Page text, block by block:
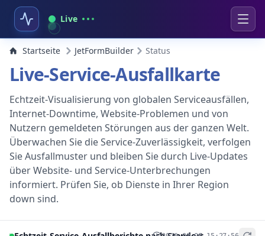
Live
Startseite JetFormBuilder Status
Live-Service-Ausfallkarte
Echtzeit-Visualisierung von globalen Serviceausfällen,
Internet-Downtime, Website-Problemen und von
Nutzern gemeldeten Störungen aus der ganzen Welt.
Überwachen Sie die Service-Zuverlässigkeit, verfolgen
Sie Ausfallmuster und bleiben Sie durch Live-Updates
über Website- und Service-Unterbrechungen
informiert. Prüfen Sie, ob Dienste in Ihrer Region
down sind.